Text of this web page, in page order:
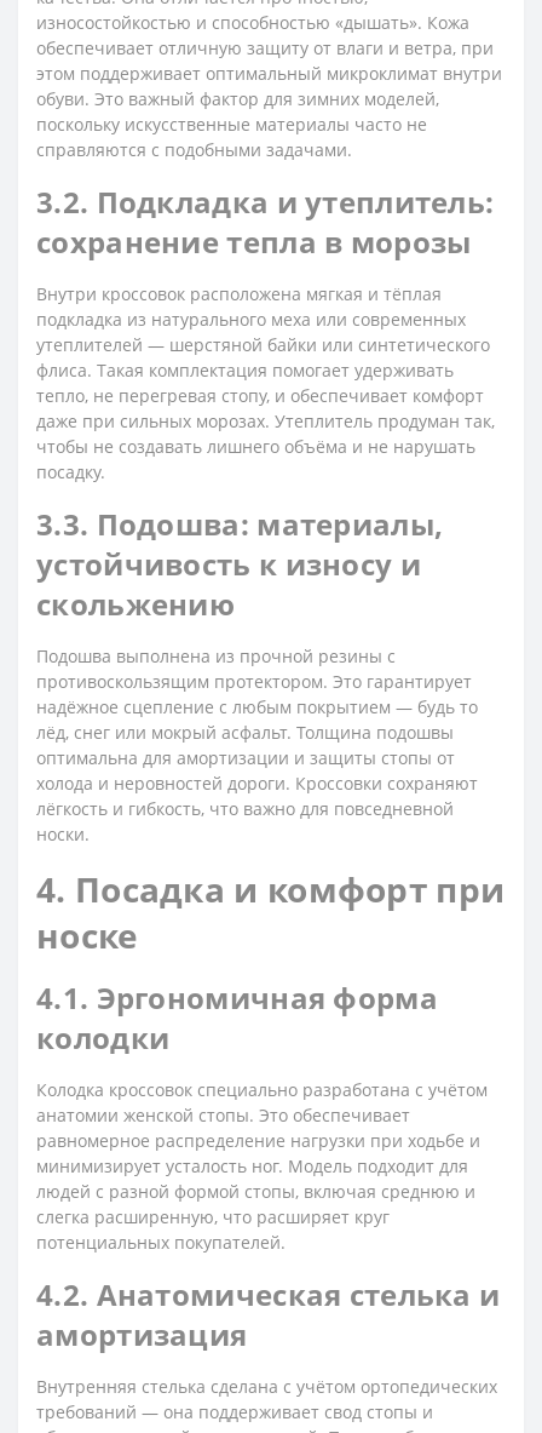
износостойкостью и способностью «дышать». Кожа
обеспечивает отличную защиту от влаги и ветра, при
этом поддерживает оптимальный микроклимат внутри
обуви. Это важный фактор для зимних моделей,
поскольку искусственные материалы часто не
справляются с подобными задачами.
3.2. Подкладка и утеплитель:
сохранение тепла в морозы
Внутри кроссовок расположена мягкая и тёплая
подкладка из натурального меха или современных
утеплителей — шерстяной байки или синтетического
флиса. Такая комплектация помогает удерживать
тепло, не перегревая стопу, и обеспечивает комфорт
даже при сильных морозах. Утеплитель продуман так,
чтобы не создавать лишнего объёма и не нарушать
посадку.
3.3. Подошва: материалы,
устойчивость к износу и
скольжению
Подошва выполнена из прочной резины с
противоскользящим протектором. Это гарантирует
надёжное сцепление с любым покрытием — будь то
лёд, снег или мокрый асфальт. Толщина подошвы
оптимальна для амортизации и защиты стопы от
холода и неровностей дороги. Кроссовки сохраняют
лёгкость и гибкость, что важно для повседневной
носки.
4. Посадка и комфорт при
носке
4.1. Эргономичная форма
колодки
Колодка кроссовок специально разработана с учётом
анатомии женской стопы. Это обеспечивает
равномерное распределение нагрузки при ходьбе и
минимизирует усталость ног. Модель подходит для
людей с разной формой стопы, включая среднюю и
слегка расширенную, что расширяет круг
потенциальных покупателей.
4.2. Анатомическая стелька и
амортизация
Внутренняя стелька сделана с учётом ортопедических
требований — она поддерживает свод стопы и